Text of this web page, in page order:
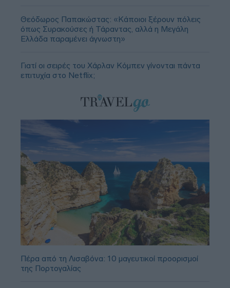
Θεόδωρος Παπακώστας: «Κάποιοι ξέρουν πόλεις
όπως Συρακούσες ή Τάραντας, αλλά η Μεγάλη
Ελλάδα παραμένει άγνωστη»
Γιατί οι σειρές του Χάρλαν Κόμπεν γίνονται πάντα
επιτυχία στο Netflix;
Πέρα από τη Λισαβόνα: 10 μαγευτικοί προορισμοί
της Πορτογαλίας